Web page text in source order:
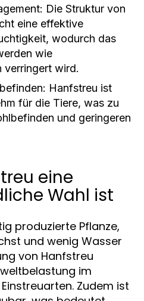
Die Struktur von
eine effektive
wodurch das
wie
verringert wird.
Hanfstreu ist
für die Tiere, was zu
und geringeren
eine
Wahl ist
produzierte Pflanze,
und wenig Wasser
von Hanfstreu
im
Zudem ist